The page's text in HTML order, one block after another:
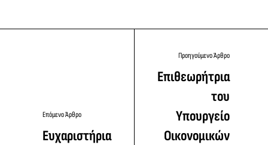
Επόμενο Άρθρο
Ευχαριστήρια
Προηγούμενο Άρθρο
Επιθεωρήτρια
του
Υπουργείο
Οικονομικών